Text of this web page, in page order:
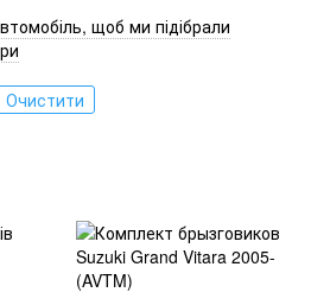
щоб ми підібрали
Очистити